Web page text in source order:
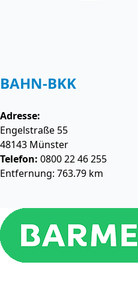
BAHN-BKK
Adresse:
Engelstraße 55
48143 Münster
Telefon: 0800 22 46 255
Entfernung: 763.79 km